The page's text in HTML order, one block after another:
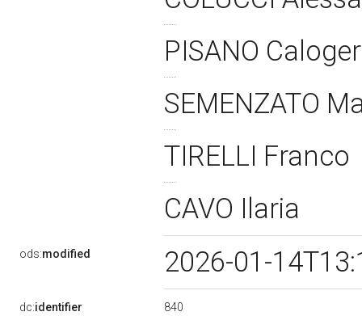
PISANO
SEMENZATO
TIRELLI Franco
CAVO Ilaria
ods:modified 2026-01-
dc:identifier 840